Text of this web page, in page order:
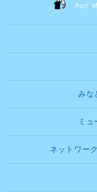
みな
ミュ
ネットワー